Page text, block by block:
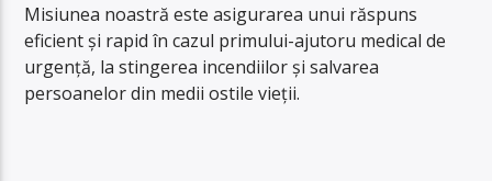
Misiunea noastră este asigurarea unui răspuns
eficient și rapid în cazul primului-ajutoru medical de
urgență, la stingerea incendiilor și salvarea
persoanelor din medii ostile vieții.